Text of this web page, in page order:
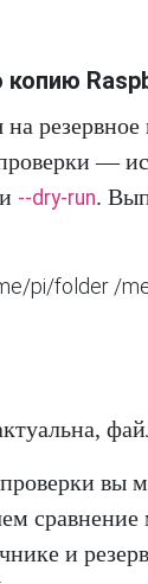
копию
—
--dry-run.
pi/folder /
вы
и